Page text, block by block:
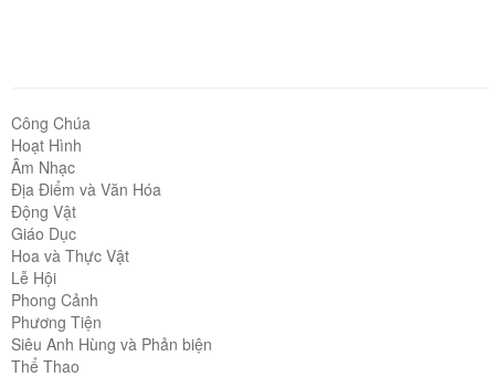
Công Chúa
Hoạt Hình
Âm Nhạc
Địa Điểm và Văn Hóa
Động Vật
Giáo Dục
Hoa và Thực Vật
Lễ Hội
Phong Cảnh
Phương Tiện
Siêu Anh Hùng và Phản biện
Thể Thao